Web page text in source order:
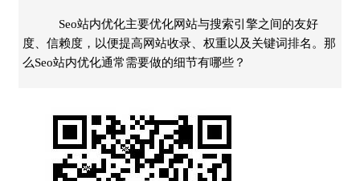
Seo站内优化主要优化网站与搜索引擎之间的友好
度、信赖度，以便提高网站收录、权重以及关键词排名。那
么Seo站内优化通常需要做的细节有哪些？